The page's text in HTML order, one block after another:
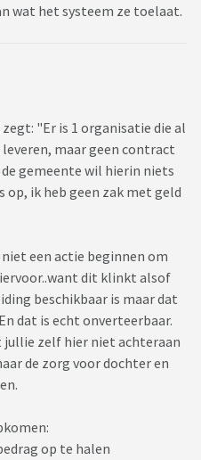
wat het systeem ze toelaat.
"Er is 1 organisatie die al
maar geen contract
gemeente wil hierin niets
op, ik heb geen zak met geld
een actie beginnen om
dit klinkt alsof
beschikbaar is maar dat
dat is echt onverteerbaar.
zelf hier niet achteraan
de zorg voor dochter en
op te halen